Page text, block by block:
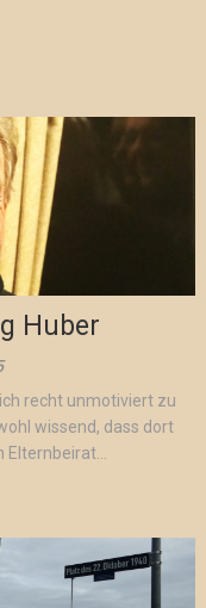
Huber
recht unmotiviert zu
wissend, dass dort
Elternbeirat...